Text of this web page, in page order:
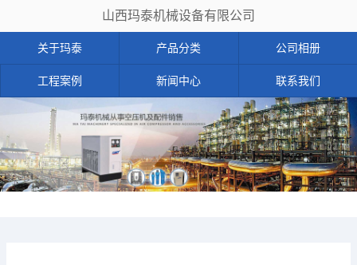
山西玛泰机械设备有限公司
关于玛泰 产品分类 公司相册
工程案例 新闻中心 联系我们